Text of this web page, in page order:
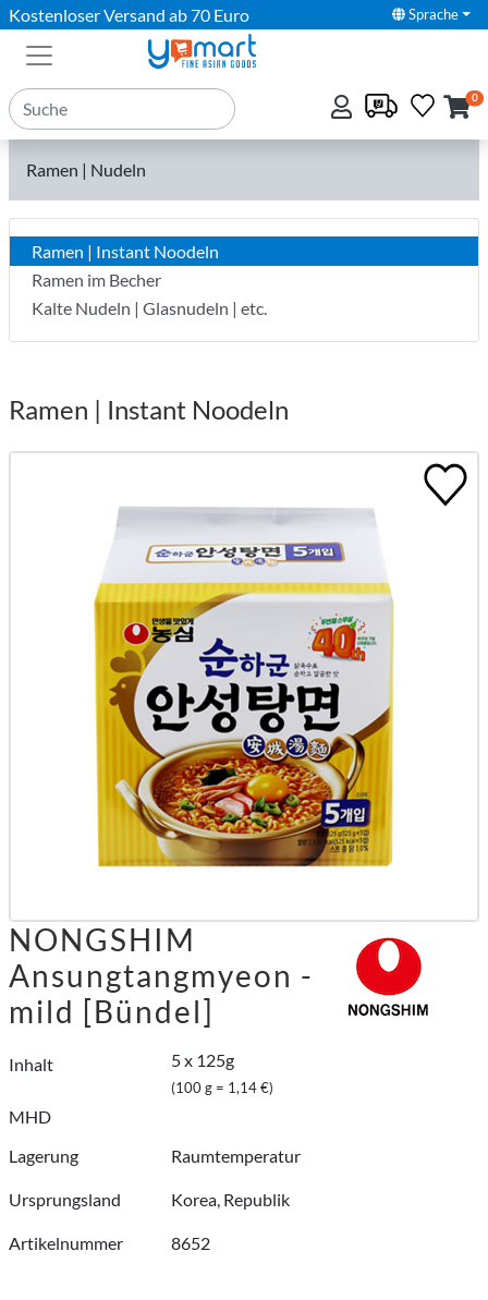
Kostenloser Versand ab 70 Euro Sprache
0
Ramen | Nudeln
Ramen | Instant Noodeln
Ramen im Becher
Kalte Nudeln | Glasnudeln | etc.
Ramen | Instant Noodeln
NONGSHIM
Ansungtangmyeon -
mild [Bündel]
Inhalt 5 x 125g
(100 g = 1,14 €)
MHD
Lagerung
Raumtemperatur
Ursprungsland Korea, Republik
Artikelnummer 8652